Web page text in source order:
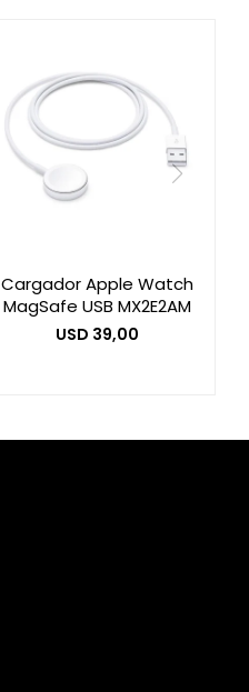
Cargador Apple Watch
MagSafe USB MX2E2AM
USD 39,00